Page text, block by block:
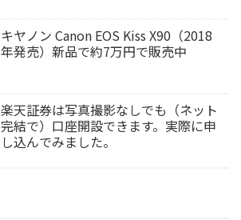
キヤノン Canon EOS Kiss X90（2018
年発売）新品で約7万円で販売中
楽天証券は写真撮影なしでも（ネット
完結で）口座開設できます。実際に申
し込んでみました。